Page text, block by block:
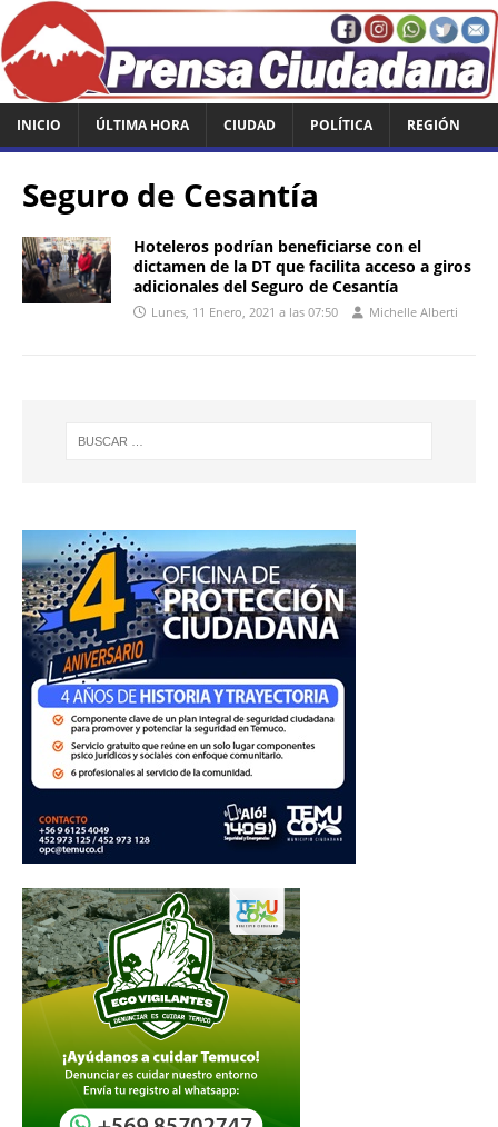
INICIO ÚLTIMA HORA CIUDAD POLÍTICA REGIÓN
Seguro de Cesantía
Hoteleros podrían beneficiarse con el
dictamen de la DT que facilita acceso a giros
adicionales del Seguro de Cesantía
Lunes, 11 Enero, 2021 a las 07:50 Michelle Alberti